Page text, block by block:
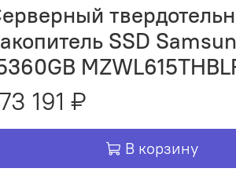
SSD
191 ₽
В корзину